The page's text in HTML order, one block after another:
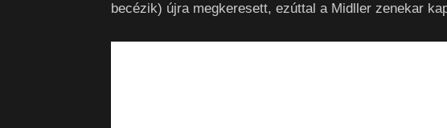
becézik) újra megkeresett, ezúttal a Midller zenekar